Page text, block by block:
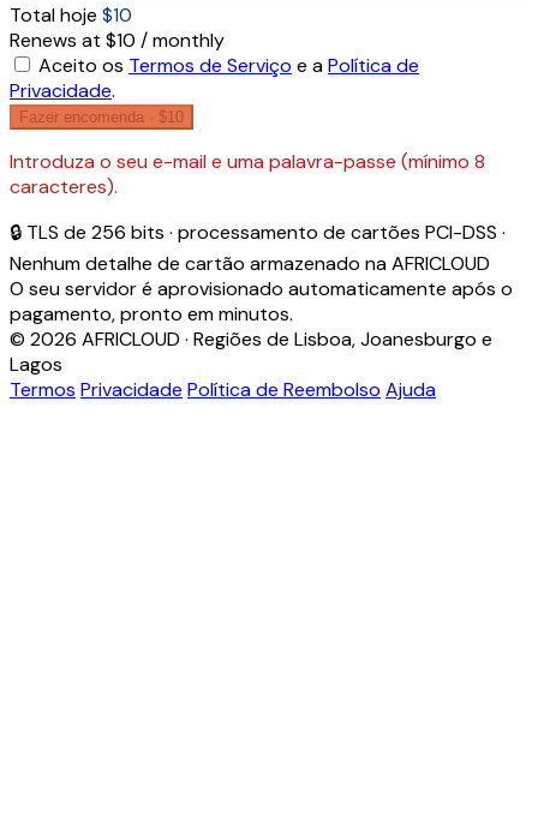
Total hoje $10
Renews at $10 / monthly
Aceito os Termos de Serviço e aPolítica de
Privacidade.
Fazer encomenda · $10
Introduza o seu e-mail e uma palavra-passe (mínimo 8
caracteres).
🔒 TLS de 256 bits · processamento de cartões PCI-DSS ·
Nenhum detalhe de cartão armazenado na AFRICLOUD
O seu servidor é aprovisionado automaticamente após o
pagamento, pronto em minutos.
© 2026 AFRICLOUD · Regiões de Lisboa, Joanesburgo e
Lagos
Termos Privacidade Política de Reembolso Ajuda